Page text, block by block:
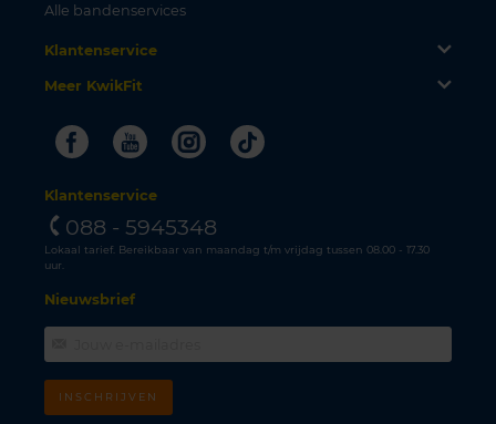
Alle bandenservices
Klantenservice
Meer KwikFit
FacebookYoutubeInstagram
Tiktok
Klantenservice
088 - 5945348
Lokaal tarief. Bereikbaar van maandag t/m vrijdag tussen 08.00 - 17.30
uur.
Nieuwsbrief
INSCHRIJVEN